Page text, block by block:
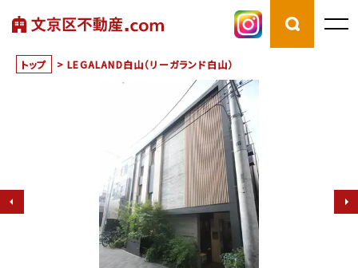
トップ > LEGALAND白山（リーガランド白山）